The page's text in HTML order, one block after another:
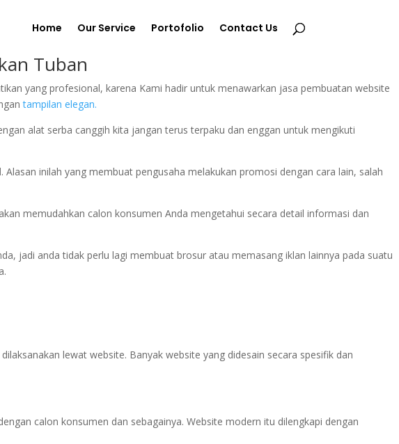
Home Our Service Portofolio Contact Us
Tuban
yang profesional, karena Kami hadir untuk menawarkan jasa pembuatan website
tampilan elegan.
alat serba canggih kita jangan terus terpaku dan enggan untuk mengikuti
inilah yang membuat pengusaha melakukan promosi dengan cara lain, salah
memudahkan calon konsumen Anda mengetahui secara detail informasi dan
jadi anda tidak perlu lagi membuat brosur atau memasang iklan lainnya pada suatu
lewat website. Banyak website yang didesain secara spesifik dan
calon konsumen dan sebagainya. Website modern itu dilengkapi dengan